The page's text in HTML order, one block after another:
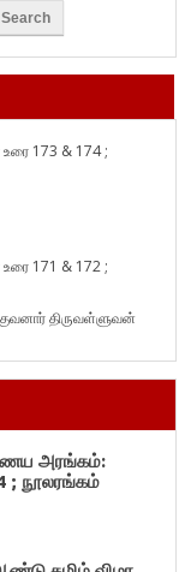
173 & 174 ;
171 & 172 ;
திருவள்ளுவன்
அரங்கம்:
; நூலரங்கம்